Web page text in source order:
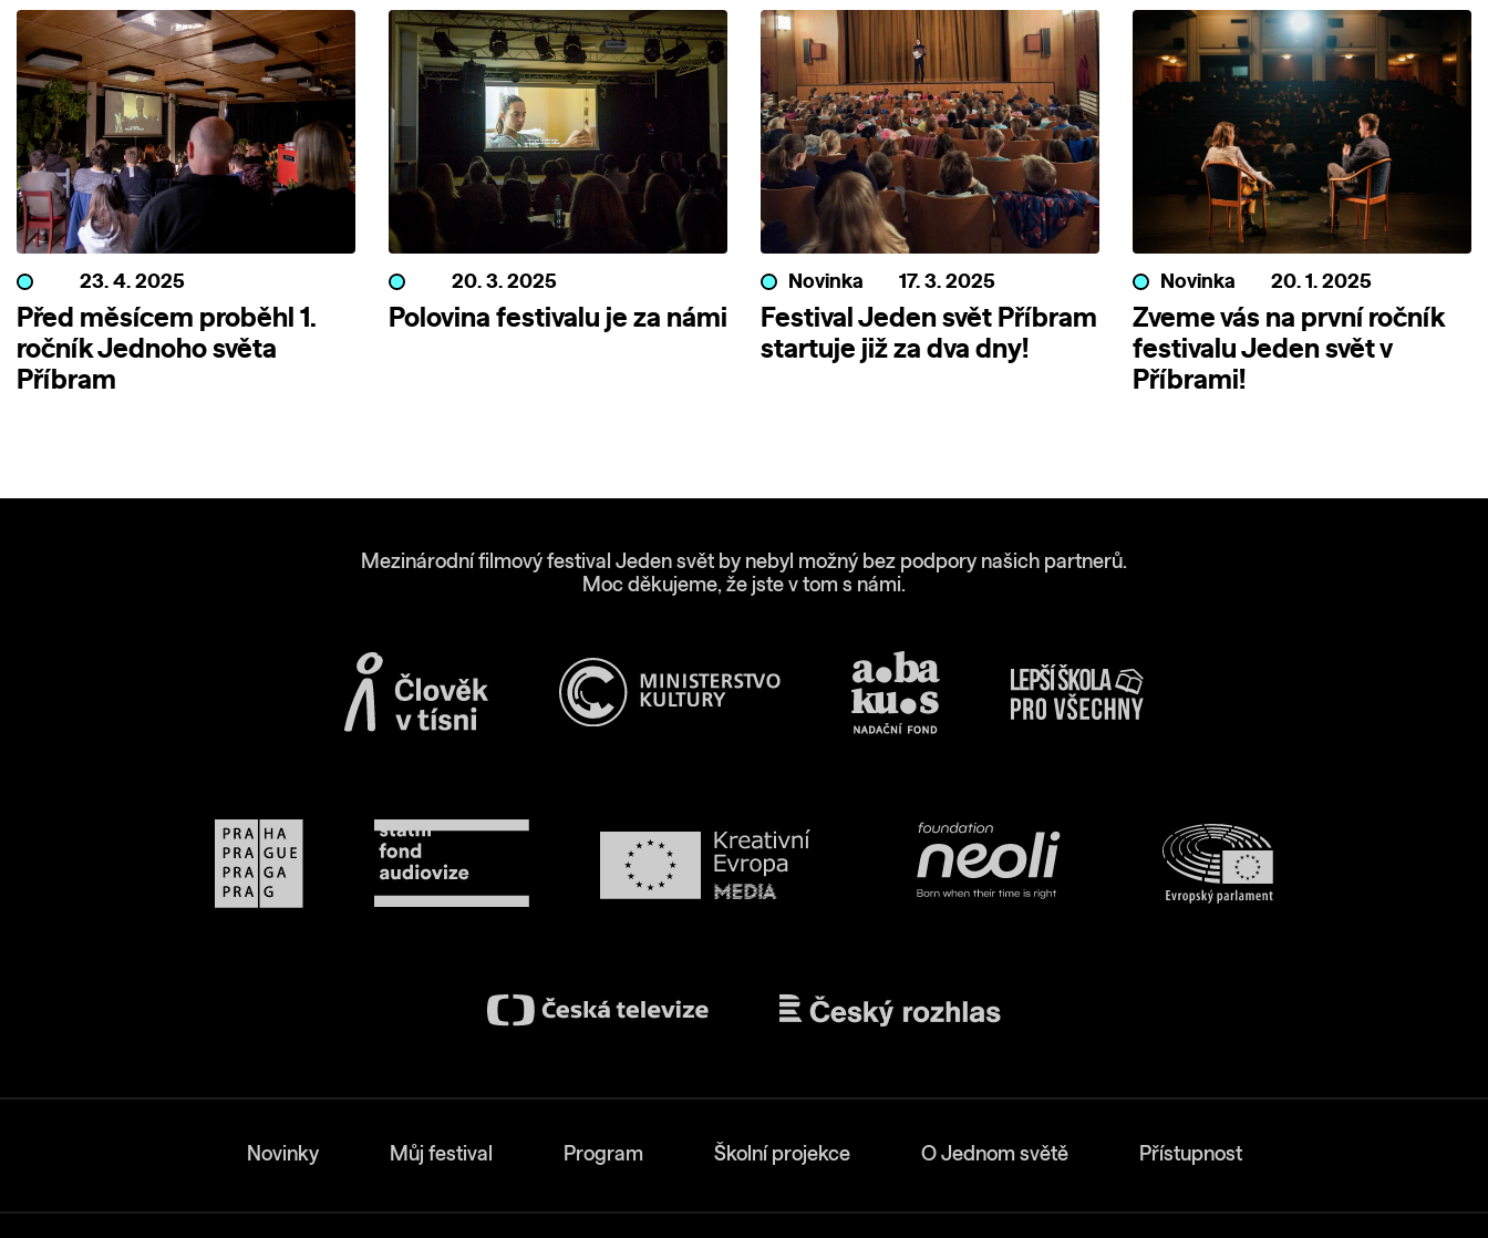
23. 4. 2025
Před měsícem proběhl 1.
ročník Jednoho světa
Příbram
20. 3. 2025
Polovina festivalu je za námi
Novinka 17. 3. 2025
Festival Jeden svět Příbram
startuje již za dva dny!
Novinka 20. 1. 2025
Zveme vás na první ročník
festivalu Jeden svět v
Příbrami!
Mezinárodní filmový festival Jeden svět by nebyl možný bez podpory našich partnerů.
Moc děkujeme, že jste v tom s námi.
Novinky Můj festival Program Školní projekce O Jednom světě Přístupnost